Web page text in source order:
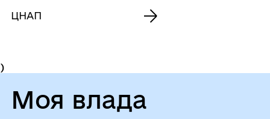
ЦНАП
)
Моя влада